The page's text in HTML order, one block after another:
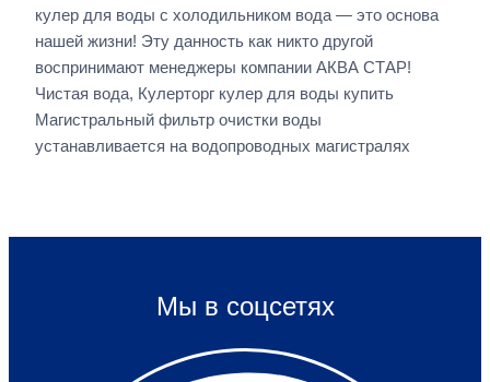
кулер для воды с холодильником вода — это основа
нашей жизни! Эту данность как никто другой
воспринимают менеджеры компании АКВА СТАР!
Чистая вода, Кулерторг кулер для воды купить
Магистральный фильтр очистки воды
устанавливается на водопроводных магистралях
Мы в соцсетях